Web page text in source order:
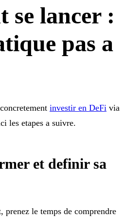
se lancer :
pas a
investir en DeFi via
les etapes a suivre.
et definir sa
prenez le temps de comprendre